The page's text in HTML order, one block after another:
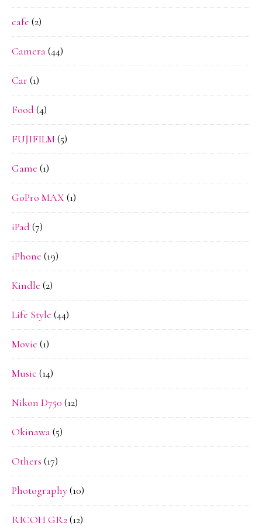
cafe (2)
Camera(44)
Car (1)
Food(4)
FUJIFILM(5)
Game (1)
GoPro MAX(1)
iPad(7)
iPhone (19)
Kindle (2)
Life Style (44)
Movie (1)
Music (14)
Nikon D750 (12)
Okinawa(5)
Others (17)
Photography(10)
RICOH GR2(12)